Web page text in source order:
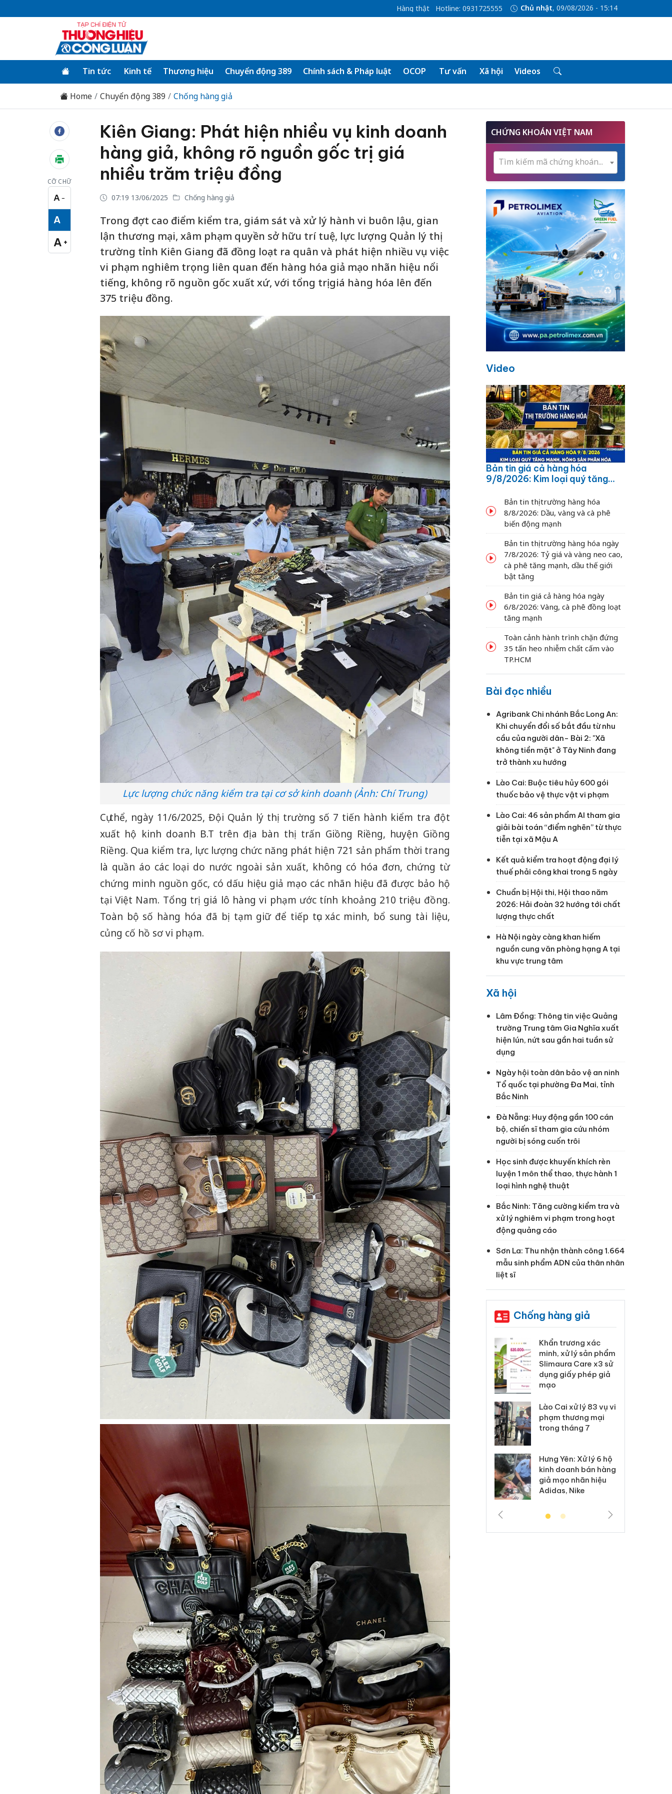
Hàng thật Hotline: 0931725555 Chủ nhật, 09/08/2026 - 15:14
Tin tức Kinh tế Thương hiệu Chuyển động 389 Chính sách & Pháp luật OCOP Tư vấn Xã hội Videos
Home Chuyển động 389 Chống hàng giả
CỠ CHỮ
A −
Cỡ chữ nhỏ
A
Cỡ chữ vừa
A +
Cỡ chữ lớn
Kiên Giang: Phát hiện nhiều vụ kinh doanh
hàng giả, không rõ nguồn gốc trị giá
nhiều trăm triệu đồng
07:19 13/06/2025 Chống hàng giả
Trong đợt cao điểm kiểm tra, giám sát và xử lý hành vi buôn lậu, gian
lận thương mại, xâm phạm quyền sở hữu trí tuệ, lực lượng Quản lý thị
trường tỉnh Kiên Giang đã đồng loạt ra quân và phát hiện nhiều vụ việc
vi phạm nghiêm trọng liên quan đến hàng hóa giả mạo nhãn hiệu nổi
tiếng, không rõ nguồn gốc xuất xứ, với tổng trị giá hàng hóa lên đến
375 triệu đồng.
Lực lượng chức năng kiểm tra tại cơ sở kinh doanh (Ảnh: Chí Trung)
Cụ thể, ngày 11/6/2025, Đội Quản lý thị trường số 7 tiến hành kiểm tra đột
xuất hộ kinh doanh B.T trên địa bàn thị trấn Giồng Riềng, huyện Giồng
Riềng. Qua kiểm tra, lực lượng chức năng phát hiện 721 sản phẩm thời trang
là quần áo các loại do nước ngoài sản xuất, không có hóa đơn, chứng từ
chứng minh nguồn gốc, có dấu hiệu giả mạo các nhãn hiệu đã được bảo hộ
tại Việt Nam. Tổng trị giá lô hàng vi phạm ước tính khoảng 210 triệu đồng.
Toàn bộ số hàng hóa đã bị tạm giữ để tiếp tục xác minh, bổ sung tài liệu,
củng cố hồ sơ vi phạm.
CHỨNG KHOÁN VIỆT NAM
Tìm kiếm mã chứng khoán...
Video
Bản tin giá cả hàng hóa
9/8/2026: Kim loại quý tăng
Bản tin thị trường hàng hóa
8/8/2026: Dầu, vàng và cà phê
biến động mạnh
Bản tin thị trường hàng hóa ngày
7/8/2026: Tỷ giá và vàng neo cao,
cà phê tăng mạnh, dầu thế giới
bật tăng
Bản tin giá cả hàng hóa ngày
6/8/2026: Vàng, cà phê đồng loạt
tăng mạnh
Toàn cảnh hành trình chặn đứng
35 tấn heo nhiễm chất cấm vào
TP.HCM
Bài đọc nhiều
Agribank Chi nhánh Bắc Long An:
Khi chuyển đổi số bắt đầu từ nhu
cầu của người dân- Bài 2: "Xã
không tiền mặt" ở Tây Ninh đang
trở thành xu hướng
Lào Cai: Buộc tiêu hủy 600 gói
thuốc bảo vệ thực vật vi phạm
Lào Cai: 46 sản phẩm AI tham gia
giải bài toán “điểm nghẽn” từ thực
tiễn tại xã Mậu A
Kết quả kiểm tra hoạt động đại lý
thuế phải công khai trong 5 ngày
Chuẩn bị Hội thi, Hội thao năm
2026: Hải đoàn 32 hướng tới chất
lượng thực chất
Hà Nội ngày càng khan hiếm
nguồn cung văn phòng hạng A tại
khu vực trung tâm
Xã hội
Lâm Đồng: Thông tin việc Quảng
trường Trung tâm Gia Nghĩa xuất
hiện lún, nứt sau gần hai tuần sử
dụng
Ngày hội toàn dân bảo vệ an ninh
Tổ quốc tại phường Đa Mai, tỉnh
Bắc Ninh
Đà Nẵng: Huy động gần 100 cán
bộ, chiến sĩ tham gia cứu nhóm
người bị sóng cuốn trôi
Học sinh được khuyến khích rèn
luyện 1 môn thể thao, thực hành 1
loại hình nghệ thuật
Bắc Ninh: Tăng cường kiểm tra và
xử lý nghiêm vi phạm trong hoạt
động quảng cáo
Sơn La: Thu nhận thành công 1.664
mẫu sinh phẩm ADN của thân nhân
liệt sĩ
Chống hàng giả
Cà Mau: Tiêu hủy
công khai hàng ngàn
sản phẩm nhập lậu,
bảo vệ môi trường
kinh doanh
Công an Thanh Hóa
tìm bị hại trong vụ
Khẩn trương xác
minh, xử lý sản phẩm
Slimaura Care x3 sử
dụng giấy phép giả
mạo
Lào Cai xử lý 83 vụ vi
phạm thương mại
trong tháng 7
Hưng Yên: Xử lý 6 hộ
kinh doanh bán hàng
giả mạo nhãn hiệu
Adidas, Nike